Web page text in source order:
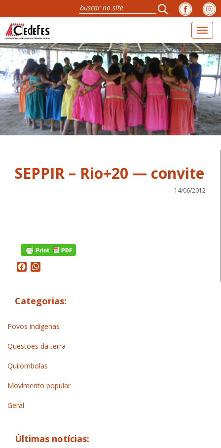
SEPPIR – Rio+20 — convite
14/06/2012
Facebook
Categorias:
Povos indígenas
Questões da terra
Quilombolas
Movimento popular
Geral
Últimas notícias: